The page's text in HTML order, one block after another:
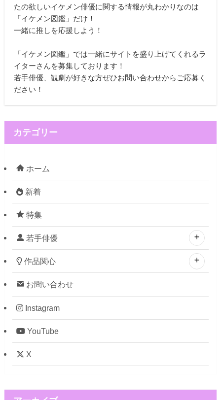
たの欲しいイケメン俳優に関する情報が丸わかりなのは
「イケメン図鑑」だけ！
一緒に推しを応援しよう！
「イケメン図鑑」では一緒にサイトを盛り上げてくれるラ
イターさんを募集しております！
若手俳優、観劇が好きな方ぜひお問い合わせからご応募く
ださい！
カテゴリー
ホーム
新着
特集
若手俳優
作品関心
お問い合わせ
Instagram
YouTube
X